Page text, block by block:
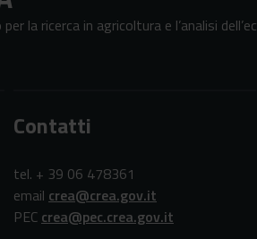
per la ricerca in agricoltura e l’analisi
Contatti
tel. + 39 06 478361
email crea@crea.gov.it
PEC crea@pec.crea.gov.it